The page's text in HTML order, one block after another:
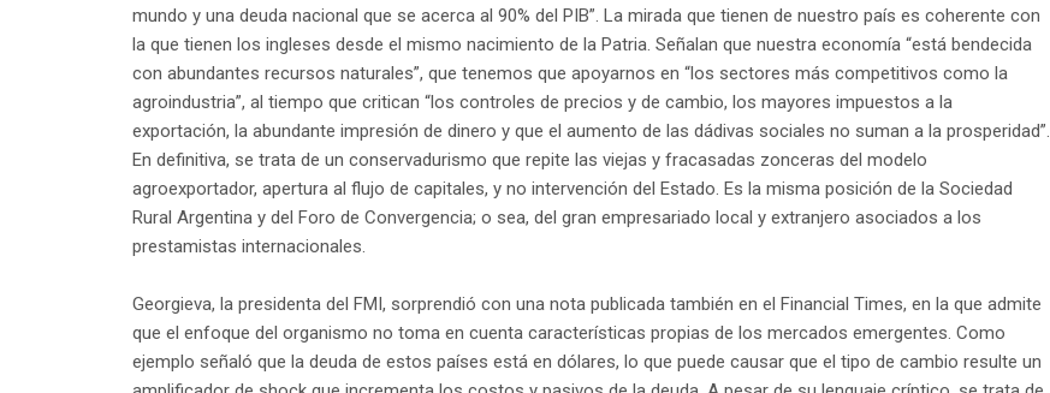
mundo y una deuda nacional que se acerca al 90% del PIB”. La mirada que tienen de nuestro país es coherente con
la que tienen los ingleses desde el mismo nacimiento de la Patria. Señalan que nuestra economía “está bendecida
con abundantes recursos naturales”, que tenemos que apoyarnos en “los sectores más competitivos como la
agroindustria”, al tiempo que critican “los controles de precios y de cambio, los mayores impuestos a la
exportación, la abundante impresión de dinero y que el aumento de las dádivas sociales no suman a la prosperidad”.
En definitiva, se trata de un conservadurismo que repite las viejas y fracasadas zonceras del modelo
agroexportador, apertura al flujo de capitales, y no intervención del Estado. Es la misma posición de la Sociedad
Rural Argentina y del Foro de Convergencia; o sea, del gran empresariado local y extranjero asociados a los
prestamistas internacionales.
Georgieva, la presidenta del FMI, sorprendió con una nota publicada también en el Financial Times, en la que admite
que el enfoque del organismo no toma en cuenta características propias de los mercados emergentes. Como
ejemplo señaló que la deuda de estos países está en dólares, lo que puede causar que el tipo de cambio resulte un